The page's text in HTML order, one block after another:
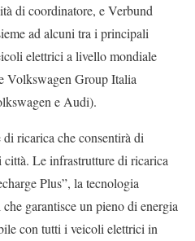
di coordinatore, e Verbund
ad alcuni tra i principali
elettrici a livello mondiale
Volkswagen Group Italia
e Audi).
ricarica che consentirà di
Le infrastrutture di ricarica
Plus”, la tecnologia
garantisce un pieno di energia
con tutti i veicoli elettrici in